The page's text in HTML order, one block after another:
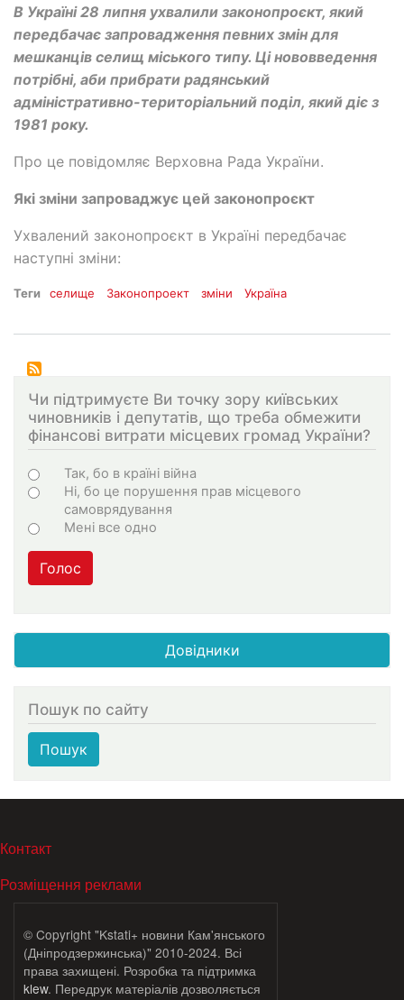
В Україні 28 липня ухвалили законопроєкт, який
передбачає запровадження певних змін для
мешканців селищ міського типу. Ці нововведення
потрібні, аби прибрати радянський
адміністративно-територіальний поділ, який діє з
1981 року.
Про це повідомляє Верховна Рада України.
Які зміни запроваджує цей законопроєкт
Ухвалений законопроєкт в Україні передбачає
наступні зміни:
Теги селище Законопроект зміни Україна
Чи підтримуєте Ви точку зору київських
чиновників і депутатів, що треба обмежити
фінансові витрати місцевих громад України?
Варіанти
Так, бо в країні війна
Ні, бо це порушення прав місцевого
самоврядування
Мені все одно
Голос
Довідники
Пошук по сайту
Пошук
МЕНЮ В ПОДВАЛЕ
Контакт
Розміщення реклами
© Copyright "Kstati+ новини Кам'янського
(Дніпродзержинська)" 2010-2024. Всі
права захищені. Розробка та підтримка
klew. Передрук матеріалів дозволяється